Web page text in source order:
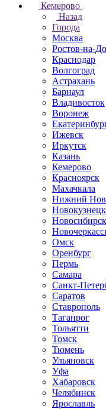
Кемерово
Назад
Города
Москва
Ростов-на-
Краснодар
Волгоград
Астрахань
Барнаул
Владивосток
Воронеж
Ижевск
Иркутск
Казань
Кемерово
Красноярск
Махачкала
Нижний
Новокузнецк
Новосибирск
Омск
Оренбург
Пермь
Самара
Санкт-
Саратов
Ставрополь
Таганрог
Тольятти
Томск
Тюмень
Ульяновск
Уфа
Хабаровск
Челябинск
Ярославль